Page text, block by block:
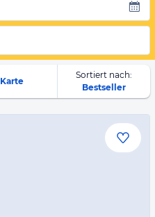
Karte
Sortiert nach:
Bestseller